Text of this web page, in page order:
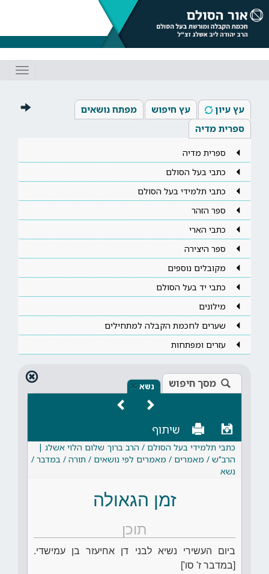
עץ עיון עץ חיפוש
מפתח נושאים
ספרית מדיה
ספרית מדיה
כתבי בעל הסולם
כתבי תלמידי בעל הסולם
ספר הזהר
כתבי הארי
ספר היצירה
מקובלים נוספים
כתבי יד בעל הסולם
מילונים
שערים לחכמת הקבלה למתחילים
עזרים ומפתחות
מסך חיפוש נשא ×
שיתוף
כתבי תלמידי בעל הסולם / הרב ברוך שלום הלוי אשלג |
הרב"ש / מאמרים / מאמרים לפי נושאים / תורה / במדבר /
נשא
זמן הגאולה
תוכן
ביום העשירי נשיא לבני דן אחיעזר בן עמישדי.
[במדבר ז' סו']